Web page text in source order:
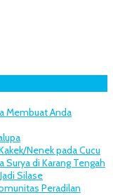
Membuat Anda
Nenek pada Cucu
Surya di Karang Tengah
Silase
Peradilan